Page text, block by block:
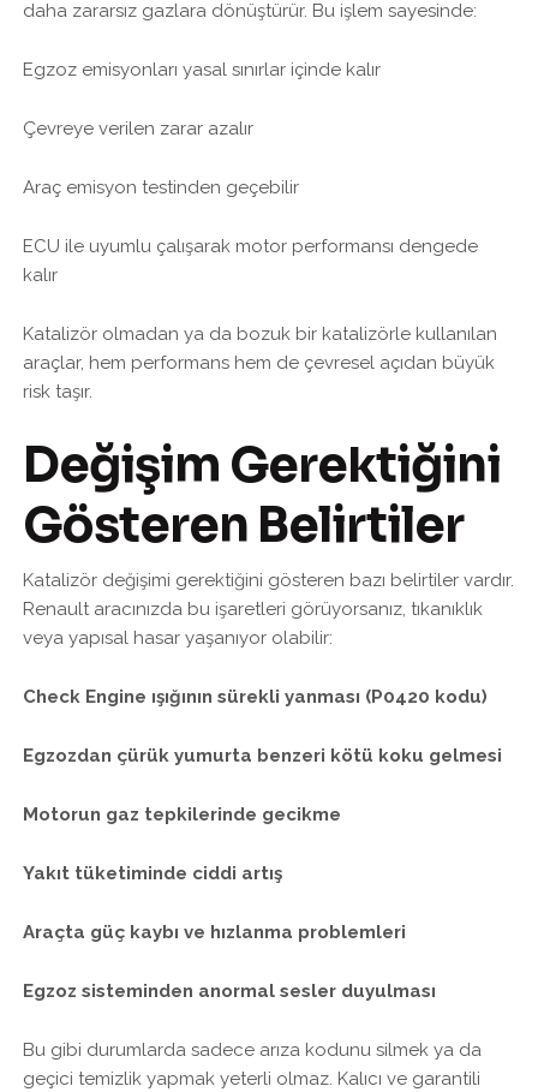
daha zararsız gazlara dönüştürür. Bu işlem sayesinde:
Egzoz emisyonları yasal sınırlar içinde kalır
Çevreye verilen zarar azalır
Araç emisyon testinden geçebilir
ECU ile uyumlu çalışarak motor performansı dengede
kalır
Katalizör olmadan ya da bozuk bir katalizörle kullanılan
araçlar, hem performans hem de çevresel açıdan büyük
risk taşır.
Değişim Gerektiğini
Gösteren Belirtiler
Katalizör değişimi gerektiğini gösteren bazı belirtiler vardır.
Renault aracınızda bu işaretleri görüyorsanız, tıkanıklık
veya yapısal hasar yaşanıyor olabilir:
Check Engine ışığının sürekli yanması (P0420 kodu)
Egzozdan çürük yumurta benzeri kötü koku gelmesi
Motorun gaz tepkilerinde gecikme
Yakıt tüketiminde ciddi artış
Araçta güç kaybı ve hızlanma problemleri
Egzoz sisteminden anormal sesler duyulması
Bu gibi durumlarda sadece arıza kodunu silmek ya da
geçici temizlik yapmak yeterli olmaz. Kalıcı ve garantili